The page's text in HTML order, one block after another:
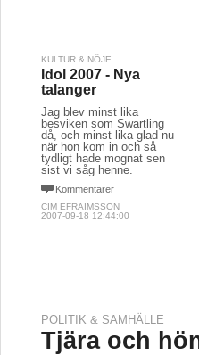
KULTUR & NÖJE
Idol 2007 - Nya
talanger
Jag blev minst lika
besviken som Swartling
då, och minst lika glad nu
när hon kom in och så
tydligt hade mognat sen
sist vi såg henne.
Kommentarer
CIM EFRAIMSSON
2007-09-18 12:44:00
POLITIK & SAMHÄLLE
Tjära och